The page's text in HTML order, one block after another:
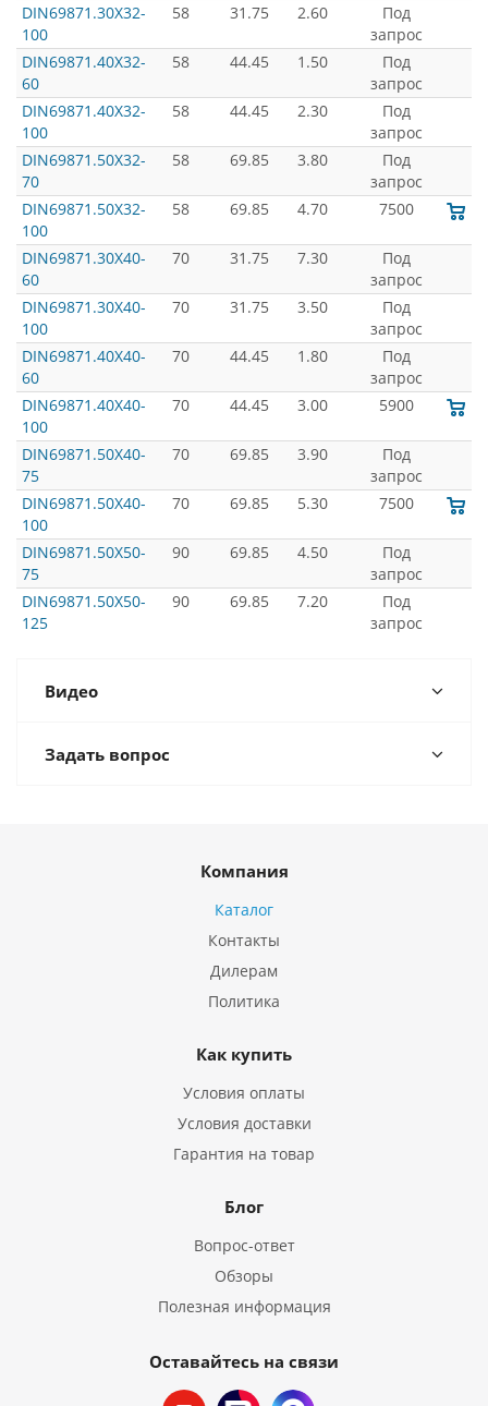
DIN69871.30X32-
100
58 31.75 2.60
Под
запрос
DIN69871.40X32-
60
58 44.45 1.50
Под
запрос
DIN69871.40X32-
100
58 44.45 2.30
Под
запрос
DIN69871.50X32-
70
58 69.85 3.80
Под
запрос
DIN69871.50X32-
100
58 69.85 4.70 7500
DIN69871.30X40-
60
70 31.75 7.30
Под
запрос
DIN69871.30X40-
100
70 31.75 3.50
Под
запрос
DIN69871.40X40-
60
70 44.45 1.80
Под
запрос
DIN69871.40X40-
100
70 44.45 3.00 5900
DIN69871.50X40-
75
70 69.85 3.90
Под
запрос
DIN69871.50X40-
100
70 69.85 5.30 7500
DIN69871.50X50-
75
90 69.85 4.50
Под
запрос
DIN69871.50X50-
125
90 69.85 7.20
Под
запрос
Видео
Задать вопрос
Компания
Каталог
Контакты
Дилерам
Политика
Как купить
Условия оплаты
Условия доставки
Гарантия на товар
Блог
Вопрос-ответ
Обзоры
Полезная информация
Оставайтесь на связи